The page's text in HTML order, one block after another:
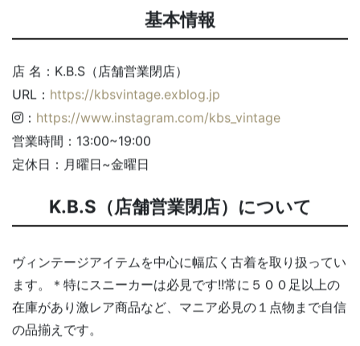
基本情報
店 名：K.B.S（店舗営業閉店）
URL： https://kbsvintage.exblog.jp
： https://www.instagram.com/kbs_vintage
営業時間：13:00~19:00
定休日：月曜日~金曜日
K.B.S（店舗営業閉店）について
ヴィンテージアイテムを中心に幅広く古着を取り扱ってい
ます。＊特にスニーカーは必見です!!常に５００足以上の
在庫があり激レア商品など、マニア必見の１点物まで自信
の品揃えです。